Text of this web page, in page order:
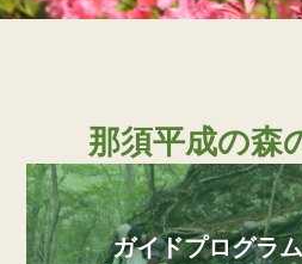
那須平成の森
ガイドプログラ